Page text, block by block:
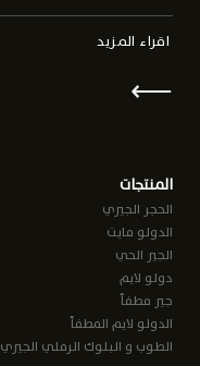
اقراء المزيد
⟵
المنتجات
الحجر الجيري
الدولو مايت
الجير الحي
دولو لايم
جير مطفأ
الدولو لايم المطفأ
الطوب و البلوك الرملي الجيري